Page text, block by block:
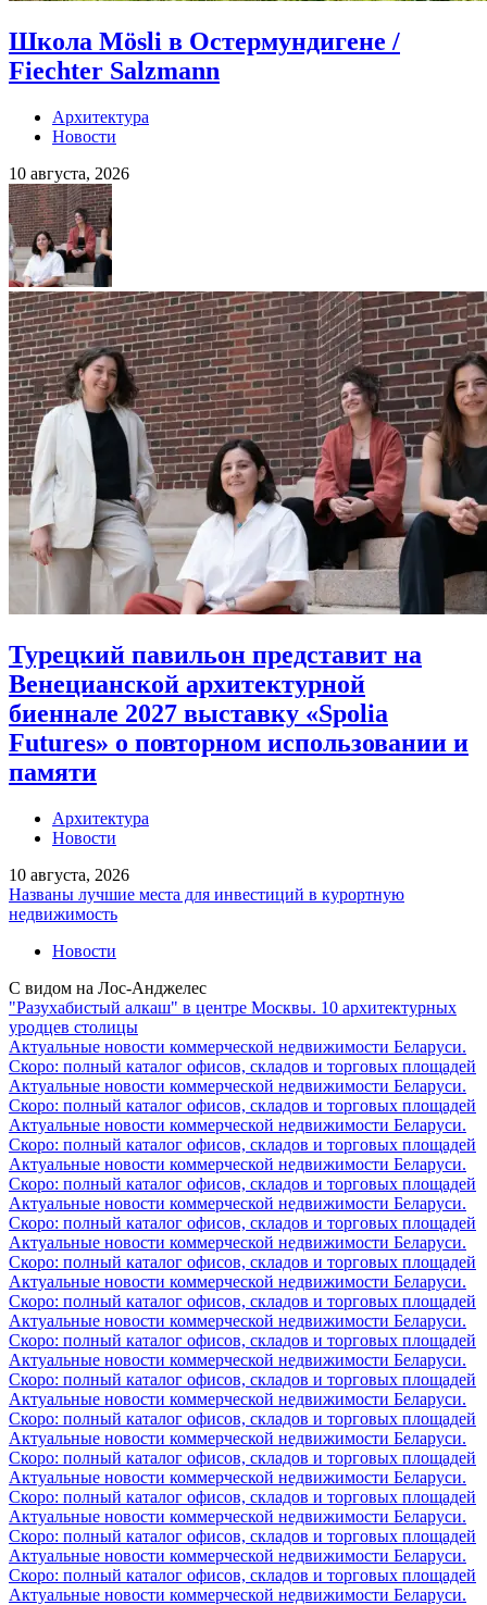
Школа Mösli в Остермундигене /
Fiechter Salzmann
Архитектура
Новости
10 августа, 2026
Турецкий павильон представит на
Венецианской архитектурной
биеннале 2027 выставку «Spolia
Futures» о повторном использовании и
памяти
Архитектура
Новости
10 августа, 2026
Названы лучшие места для инвестиций в курортную
недвижимость
Новости
С видом на Лос-Анджелес
"Разухабистый алкаш" в центре Москвы. 10 архитектурных
уродцев столицы
Актуальные новости коммерческой недвижимости Беларуси.
Скоро: полный каталог офисов, складов и торговых площадей
Актуальные новости коммерческой недвижимости Беларуси.
Скоро: полный каталог офисов, складов и торговых площадей
Актуальные новости коммерческой недвижимости Беларуси.
Скоро: полный каталог офисов, складов и торговых площадей
Актуальные новости коммерческой недвижимости Беларуси.
Скоро: полный каталог офисов, складов и торговых площадей
Актуальные новости коммерческой недвижимости Беларуси.
Скоро: полный каталог офисов, складов и торговых площадей
Актуальные новости коммерческой недвижимости Беларуси.
Скоро: полный каталог офисов, складов и торговых площадей
Актуальные новости коммерческой недвижимости Беларуси.
Скоро: полный каталог офисов, складов и торговых площадей
Актуальные новости коммерческой недвижимости Беларуси.
Скоро: полный каталог офисов, складов и торговых площадей
Актуальные новости коммерческой недвижимости Беларуси.
Скоро: полный каталог офисов, складов и торговых площадей
Актуальные новости коммерческой недвижимости Беларуси.
Скоро: полный каталог офисов, складов и торговых площадей
Актуальные новости коммерческой недвижимости Беларуси.
Скоро: полный каталог офисов, складов и торговых площадей
Актуальные новости коммерческой недвижимости Беларуси.
Скоро: полный каталог офисов, складов и торговых площадей
Актуальные новости коммерческой недвижимости Беларуси.
Скоро: полный каталог офисов, складов и торговых площадей
Актуальные новости коммерческой недвижимости Беларуси.
Скоро: полный каталог офисов, складов и торговых площадей
Актуальные новости коммерческой недвижимости Беларуси.